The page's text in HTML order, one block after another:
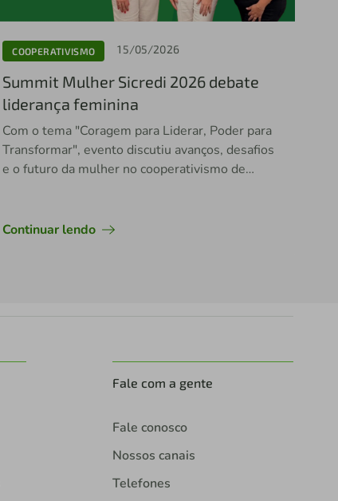
COOPERATIVISMO 15/05/2026
Summit Mulher Sicredi 2026 debate
liderança feminina
Com o tema "Coragem para Liderar, Poder para
Transformar", evento discutiu avanços, desafios
e o futuro da mulher no cooperativismo de
2026
Continuar lendo
Fale com a gente
Fale conosco
Nossos canais
Telefones